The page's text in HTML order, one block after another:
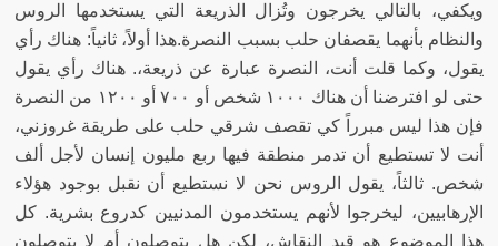
ويكفي، بالتالي يخرجون وتُزال الذريعة التي يستخدمها الروس
والنظام بأنهما يقصفان حلب بسبب النصرة.هذا أولاً، ثانياً: هناك رأي
يقول، وكما قلت أنت، النصرة عبارة عن ذريعة،. هناك رأي يقول
حتى لو افترضنا أن هناك ١٠٠٠ شخص أو ٧٠٠ أو ١٢٠٠ من النصرة
فإن هذا ليس مبرراً كي تقصف شرقي حلب على طريقة غروزني،
أنت لا تستطيع أن تدمر منطقة فيها ربع مليون إنسان لأجل ألف
شخص. ثالثاً، يقول الروس نحن لا نستطيع أن نقبل بوجود هؤلاء
الإرهابيين، ليخرجوا لأنهم يستخدمون المدنيين كدروع بشرية. كل
هذا الموضوع هو قيد النقاش، لكن هل يتوصلون أم لا يتوصلون